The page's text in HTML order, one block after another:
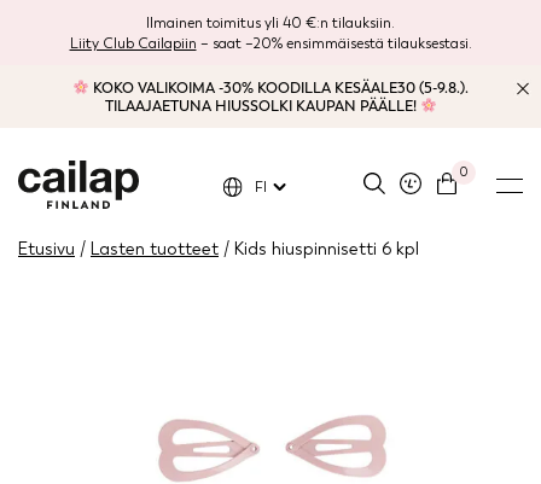
Ilmainen toimitus yli 40 €:n tilauksiin.
Liity Club Cailapiin – saat –20% ensimmäisestä tilauksestasi.
KOKO VALIKOIMA -30% KOODILLA KESÄALE30 (5-9.8.).
TILAAJAETUNA HIUSSOLKI KAUPAN PÄÄLLE!
0
FI
Etusivu / Lasten tuotteet / Kids hiuspinnisetti 6 kpl